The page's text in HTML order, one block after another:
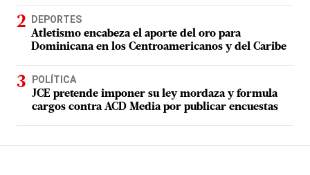
DEPORTES
Atletismo encabeza el aporte del oro para
Dominicana en los Centroamericanos y del Caribe
POLÍTICA
JCE pretende imponer su ley mordaza y formula
cargos contra ACD Media por publicar encuestas